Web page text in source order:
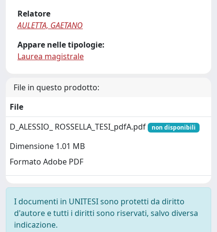
Relatore
AULETTA, GAETANO
Appare nelle tipologie:
Laurea magistrale
File in questo prodotto:
File
D_ALESSIO_ ROSSELLA_TESI_pdfA.pdf
non disponibili
Dimensione 1.01 MB
Formato Adobe PDF
I documenti in UNITESI sono protetti da diritto
d'autore e tutti i diritti sono riservati, salvo diversa
indicazione.